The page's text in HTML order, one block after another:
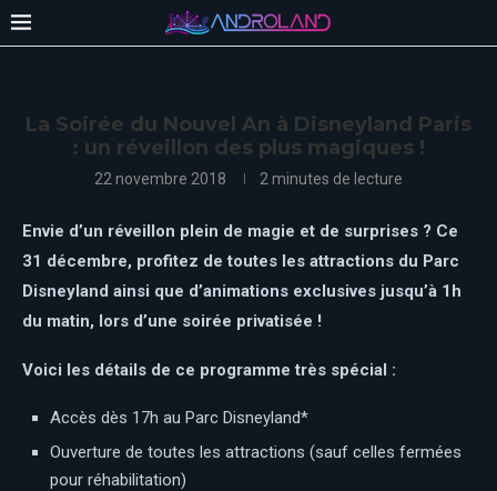
La Soirée du Nouvel An à Disneyland Paris
: un réveillon des plus magiques !
22 novembre 2018 2 minutes de lecture
Envie d’un réveillon plein de magie et de surprises ? Ce
31 décembre, profitez de toutes les attractions du Parc
Disneyland ainsi que d’animations exclusives jusqu’à 1h
du matin, lors d’une soirée privatisée !
Voici les détails de ce programme très spécial :
Accès dès 17h au Parc Disneyland*
Ouverture de toutes les attractions (sauf celles fermées
pour réhabilitation)